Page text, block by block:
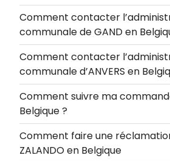
Comment contacter
communale de GAND en
Comment contacter
communale d’ANVERS en
Comment suivre ma
Belgique ?
Comment faire une
ZALANDO en Belgique